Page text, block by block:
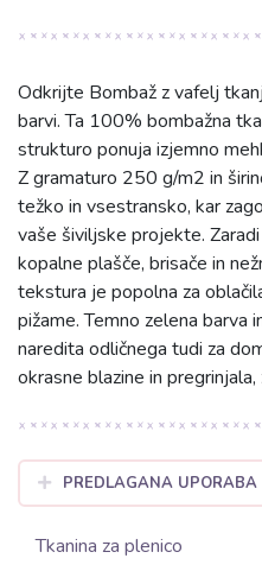
Odkrijte Bombaž z vafelj
barvi. Ta 100% bombažna
strukturo ponuja izjemno
Z gramaturo 250 g/m2 in
težko in vsestransko, kar
vaše šiviljske projekte.
kopalne plašče, brisače in
tekstura je popolna za
pižame. Temno zelena barva
naredita odličnega tudi za
okrasne blazine in
PREDLAGANA UPORABA
Tkanina za plenico